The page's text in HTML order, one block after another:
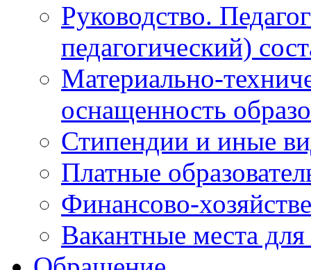
Руководство.
педагогический)
Материально-
оснащенность
Стипендии и иные
Платные
Финансово-
Вакантные места